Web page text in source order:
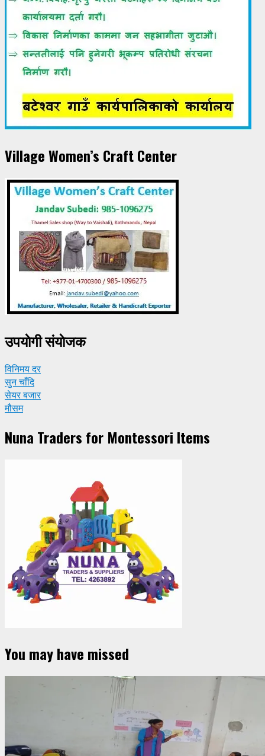
Village Women’s Craft Center
उपयाेगी संयाेजक
विनिमय दर
सुन चाँदि
सेयर बजार
मौसम
Nuna Traders for Montessori Items
You may have missed